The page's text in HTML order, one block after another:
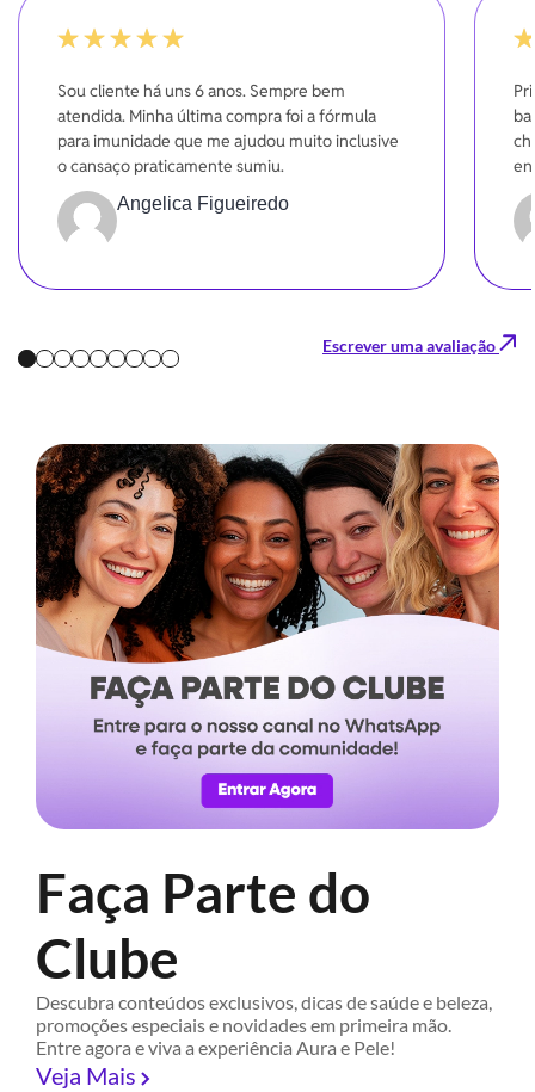
Sou cliente há uns 6 anos. Sempre bem
atendida. Minha última compra foi a fórmula
para imunidade que me ajudou muito inclusive
o cansaço praticamente sumiu.
Angelica Figueiredo
Escrever uma avaliação
Faça Parte do
Clube
Descubra conteúdos exclusivos, dicas de saúde e beleza,
promoções especiais e novidades em primeira mão.
Entre agora e viva a experiência Aura e Pele!
Veja Mais